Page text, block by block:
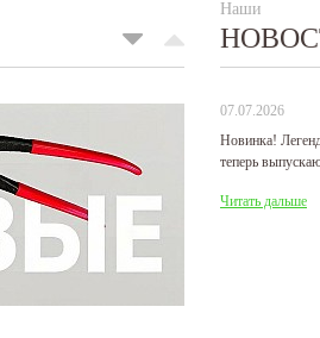
Наши
07.07.2026
Новинка!
теперь
Читать дальше